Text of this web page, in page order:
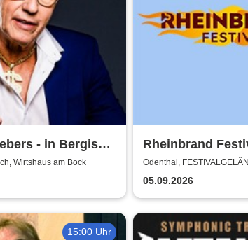
- in Bergisch
Wirtshaus am Bock
Rheinbrand
Odenthal,
05.09.2026
15:00 Uhr